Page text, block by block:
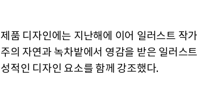
제품 디자인에는 지난해에 이어 일러스트 작
주의 자연과 녹차밭에서 영감을 받은 일러스
성적인 디자인 요소를 함께 강조했다.